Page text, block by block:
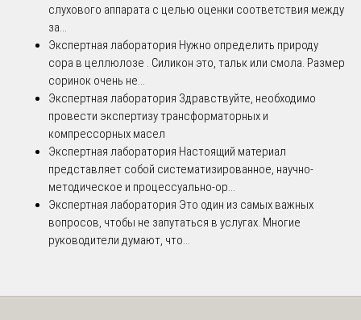
слухового аппарата с целью оценки соответствия между
за...
Экспертная лаборатория Нужно определить природу
сора в целлюлозе . Силикон это, тальк или смола. Размер
соринок очень не...
Экспертная лаборатория Здравствуйте, необходимо
провести экспертизу трансформаторных и
компрессорных масел
Экспертная лаборатория Настоящий материал
представляет собой систематизированное, научно-
методическое и процессуально-ор...
Экспертная лаборатория Это один из самых важных
вопросов, чтобы не запутаться в услугах. Многие
руководители думают, что...